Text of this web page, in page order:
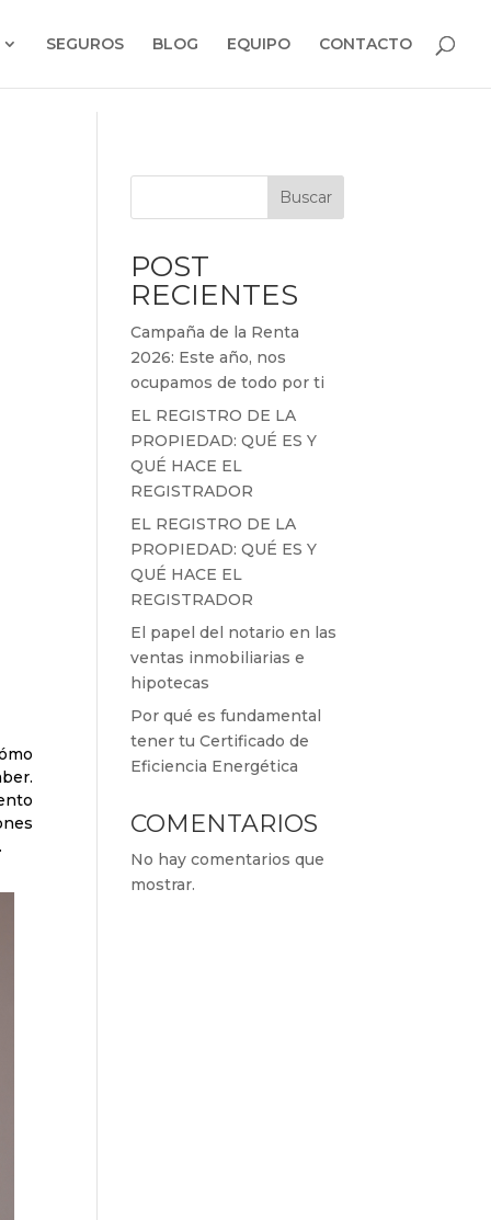
SEGUROS BLOG EQUIPO CONTACTO
Buscar
POST
RECIENTES
Campaña de la Renta
2026: Este año, nos
ocupamos de todo por ti
EL REGISTRO DE LA
PROPIEDAD: QUÉ ES Y
QUÉ HACE EL
REGISTRADOR
EL REGISTRO DE LA
PROPIEDAD: QUÉ ES Y
QUÉ HACE EL
REGISTRADOR
El papel del notario en las
ventas inmobiliarias e
hipotecas
Por qué es fundamental
tener tu Certificado de
Eficiencia Energética
COMENTARIOS
No hay comentarios que
mostrar.